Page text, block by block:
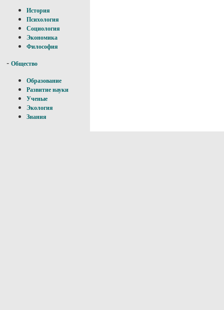
История
Психология
Социология
Экономика
Философия
- Общество
Образование
Развитие науки
Ученые
Экология
Знания